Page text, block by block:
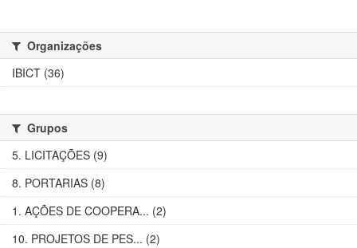
Organizações
IBICT (36)
Grupos
5. LICITAÇÕES (9)
8. PORTARIAS (8)
1. AÇÕES DE COOPERA... (2)
10. PROJETOS DE PES... (2)